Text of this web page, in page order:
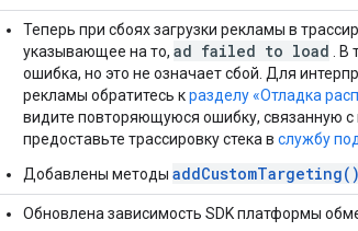
Теперь при сбоях загрузки рекламы в
указывающее на то, ad failed to load . В
ошибка, но это не означает сбой. Для
рекламы обратитесь кразделу «Отладка
видите повторяющуюся ошибку, связанную
предоставьте трассировку стека в службу
Добавлены методы addCustomTargeting()
Обновлена ​​зависимость SDK платформы